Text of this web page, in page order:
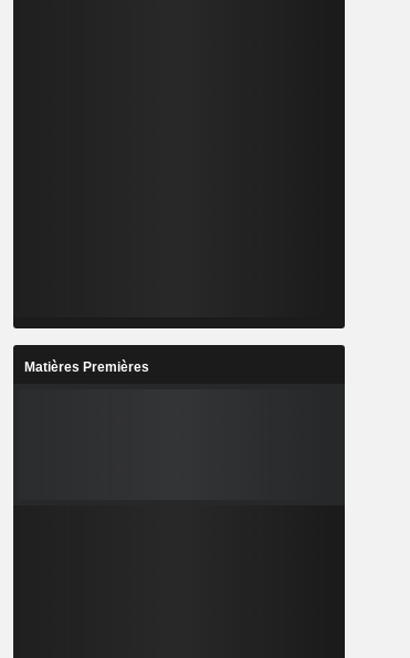
Matières Premières